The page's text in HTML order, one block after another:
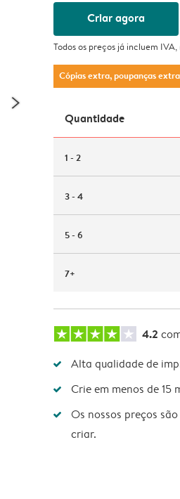
Criar agora
Todos os preços já incluem IVA,
Cópias extra, poupanças extra
Quantidade
1 - 2
3 - 4
5 - 6
7+
4.2
Alta qualidade de
Crie em menos de 15
Os nossos preços
criar.